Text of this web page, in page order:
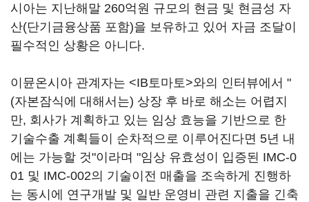
시아는 지난해말 260억원 규모의 현금 및 현금성 자
산(단기금융상품 포함)을 보유하고 있어 자금 조달이
필수적인 상황은 아니다.
이뮨온시아 관계자는 <IB토마토>와의 인터뷰에서 "
(자본잠식에 대해서는) 상장 후 바로 해소는 어렵지
만, 회사가 계획하고 있는 임상 효능을 기반으로 한
기술수출 계획들이 순차적으로 이루어진다면 5년 내
에는 가능할 것"이라며 "임상 유효성이 입증된 IMC-0
01 및 IMC-002의 기술이전 매출을 조속하게 진행하
는 동시에 연구개발 및 일반 운영비 관련 지출을 긴축